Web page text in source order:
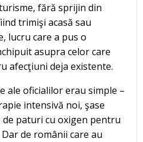
fără sprijin din
trimişi acasă sau
lucru care a pus o
asupra celor care
afecţiuni deja existente.
ale oficialilor erau simple –
intensivă noi, şase
de paturi cu oxigen pentru
de românii care au